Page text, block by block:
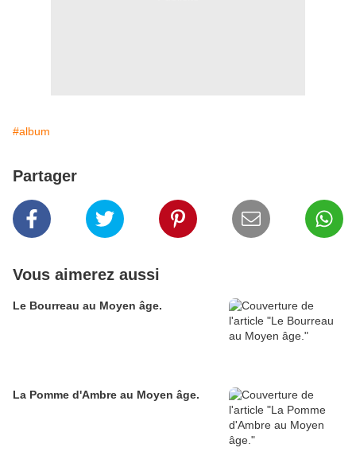
#album
Partager
Vous aimerez aussi
Le Bourreau au Moyen âge.
La Pomme d'Ambre au Moyen âge.